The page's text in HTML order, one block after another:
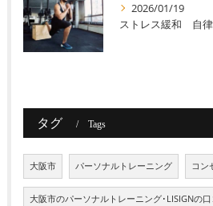
2026/01/19
ストレス緩和 自
タグ Tags
大阪市 パーソナルトレーニング コン
大阪市のパーソナルトレーニング･LISIGNの